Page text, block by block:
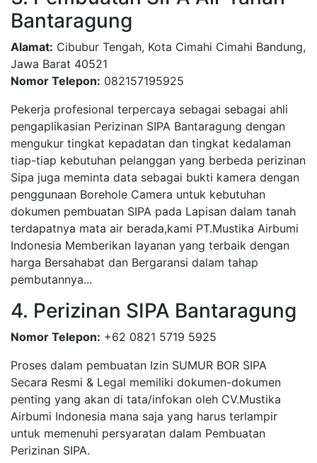
Bantaragung
Alamat: Cibubur Tengah, Kota Cimahi Cimahi Bandung,
Jawa Barat 40521
Nomor Telepon: 082157195925
Pekerja profesional terpercaya sebagai sebagai ahli
pengaplikasian Perizinan SIPA Bantaragung dengan
mengukur tingkat kepadatan dan tingkat kedalaman
tiap-tiap kebutuhan pelanggan yang berbeda perizinan
Sipa juga meminta data sebagai bukti kamera dengan
penggunaan Borehole Camera untuk kebutuhan
dokumen pembuatan SIPA pada Lapisan dalam tanah
terdapatnya mata air berada,kami PT.Mustika Airbumi
Indonesia Memberikan layanan yang terbaik dengan
harga Bersahabat dan Bergaransi dalam tahap
pembutannya...
4. Perizinan SIPA Bantaragung
Nomor Telepon: +62 0821 5719 5925
Proses dalam pembuatan Izin SUMUR BOR SIPA
Secara Resmi & Legal memiliki dokumen-dokumen
penting yang akan di tata/infokan oleh CV.Mustika
Airbumi Indonesia mana saja yang harus terlampir
untuk memenuhi persyaratan dalam Pembuatan
Perizinan SIPA.